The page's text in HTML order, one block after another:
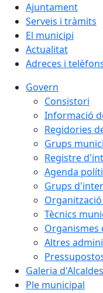
Ajuntament
Serveis i tràmits
El municipi
Actualitat
Adreces i
Govern
Consistori
Informació
Regidories
Grups
Registre
Agenda
Grups
Tècnics
Organismes
Altres
Galeria d'Alcaldes
Ple municipal